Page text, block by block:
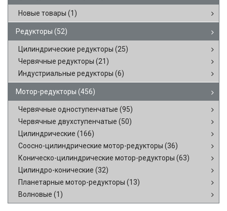
Новые товары (1)
Редукторы (52)
Цилиндрические редукторы (25)
Червячные редукторы (21)
Индустриальные редукторы (6)
Мотор-редукторы (456)
Червячные одноступенчатые (95)
Червячные двухступенчатые (50)
Цилиндрические (166)
Соосно-цилиндрические мотор-редукторы (36)
Коническо-цилиндрические мотор-редукторы (63)
Цилиндро-конические (32)
Планетарные мотор-редукторы (13)
Волновые (1)